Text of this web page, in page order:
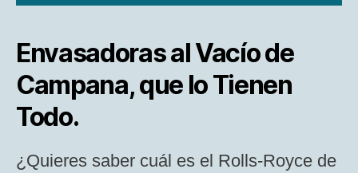
Envasadoras al Vacío de
Campana, que lo Tienen
Todo.
¿Quieres saber cuál es el Rolls-Royce de